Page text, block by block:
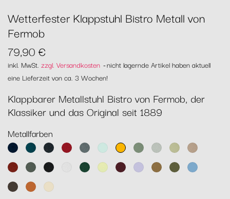
Wetterfester Klappstuhl Bistro Metall von
Fermob
79,90 €
inkl. MwSt. zzgl. Versandkosten nicht lagernde Artikel haben aktuell
eine Lieferzeit von ca. 3 Wochen!
Klappbarer Metallstuhl Bistro von Fermob, der
Klassiker und das Original seit 1889
Metallfarben
AbyssblauAcapulcoblau
Anthrazit
Chili Gewittergrau
Gletscherminze
HonigKaktusLehmgrau
LindgrünMuskat
OckerRosmarin
Lakritz Baumwollweiß
Zederngrün
Zitronensorbet
Schwarzkirsche
Marshmallo
Lebkuchen
PestoMaya
TonkaKandierte
Latte-